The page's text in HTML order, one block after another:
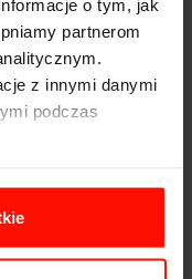
o tym, jak
partnerom
z innymi danymi
podczas